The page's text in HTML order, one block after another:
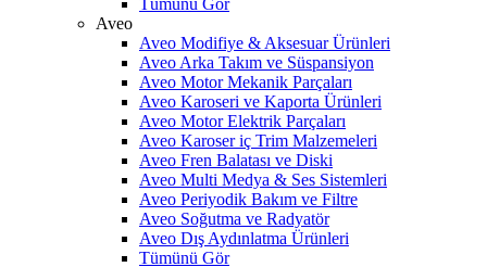
Tümünü Gör
Aveo
Aveo Modifiye & Aksesuar Ürünleri
Aveo Arka Takım ve Süspansiyon
Aveo Motor Mekanik Parçaları
Aveo Karoseri ve Kaporta Ürünleri
Aveo Motor Elektrik Parçaları
Aveo Karoser iç Trim Malzemeleri
Aveo Fren Balatası ve Diski
Aveo Multi Medya & Ses Sistemleri
Aveo Periyodik Bakım ve Filtre
Aveo Soğutma ve Radyatör
Aveo Dış Aydınlatma Ürünleri
Tümünü Gör